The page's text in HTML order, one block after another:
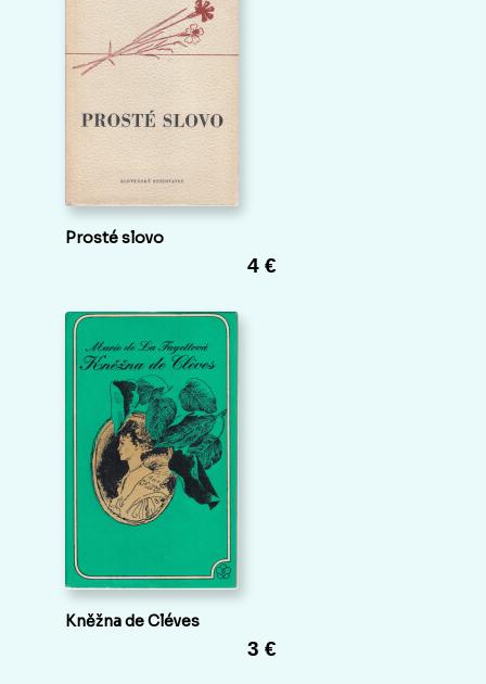
Prosté slovo
4 €
Kněžna de Cléves
3 €